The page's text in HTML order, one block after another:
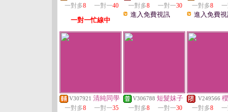
一對多8 一對一40
一對一忙線中
一對多8 一對一30
進入免費視訊
一對多8
進入免費
V307921 清純同學
一對多8 一對一35
V306788 短髮妹子
一對多8 一對一30
V249566
一對多8